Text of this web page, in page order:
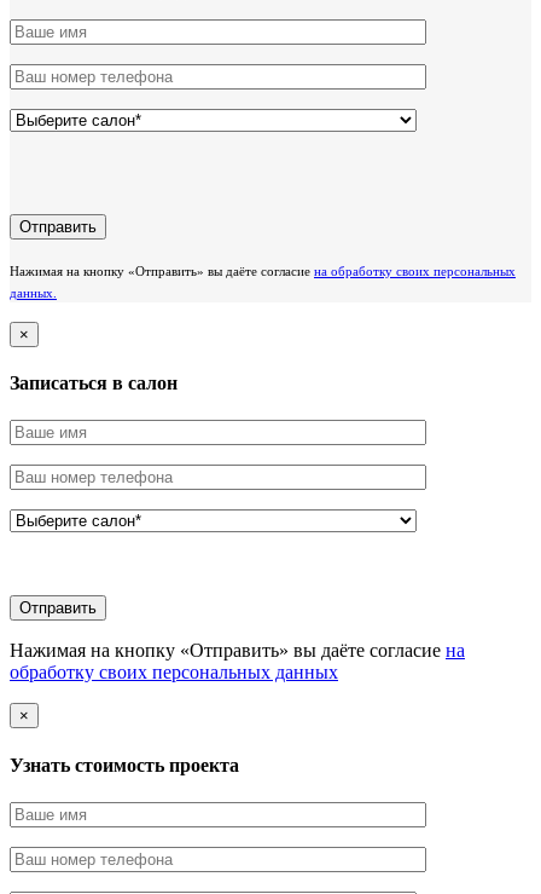
Нажимая на кнопку «Отправить» вы даёте согласие на обработку своих персональных
данных.
×
Записаться в салон
Нажимая на кнопку «Отправить» вы даёте согласие на
обработку своих персональных данных
×
Узнать стоимоcть проекта